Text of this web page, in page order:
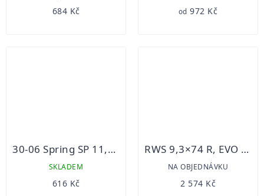
684 Kč od 972 Kč
30-06 Spring SP 11,7g S&B 20ks
SKLADEM
616 Kč
RWS 9,3×74 R, EVO 18,8 g/20 ks
NA OBJEDNÁVKU
2 574 Kč